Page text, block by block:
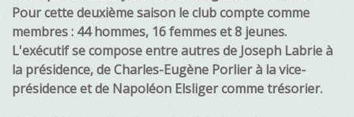
Pour cette deuxième saison le club compte comme
membres : 44 hommes, 16 femmes et 8 jeunes.
L'exécutif se compose entre autres de Joseph Labrie à
la présidence, de Charles-Eugène Porlier à la vice-
présidence et de Napoléon Elsliger comme trésorier.